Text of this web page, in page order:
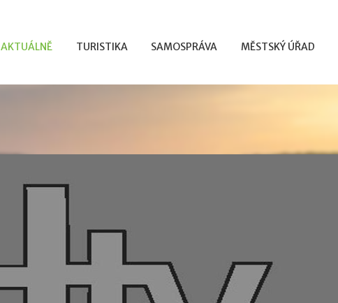
AKTUÁLNĚ TURISTIKA SAMOSPRÁVA MĚSTSKÝ ÚŘAD